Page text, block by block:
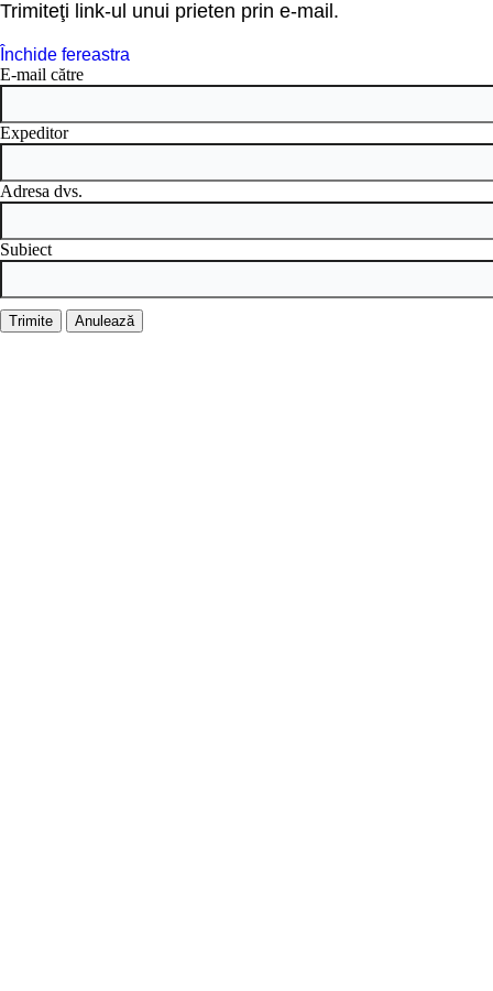
Trimiteţi link-ul unui prieten prin e-mail.
Închide fereastra
E-mail către
Expeditor
Adresa dvs.
Subiect
Trimite Anulează